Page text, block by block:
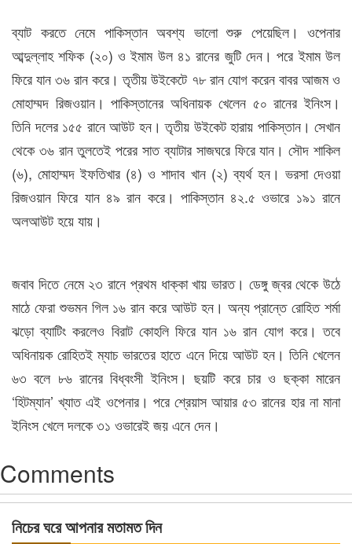
ব্যাট করতে নেমে পাকিস্তান অবশ্য ভালো শুরু পেয়েছিল। ওপেনার
আব্দুল্লাহ শফিক (২০) ও ইমাম উল ৪১ রানের জুটি দেন। পরে ইমাম উল
ফিরে যান ৩৬ রান করে। তৃতীয় উইকেটে ৭৮ রান যোগ করেন বাবর আজম ও
মোহাম্মদ রিজওয়ান। পাকিস্তানের অধিনায়ক খেলেন ৫০ রানের ইনিংস।
তিনি দলের ১৫৫ রানে আউট হন। তৃতীয় উইকেট হারায় পাকিস্তান। সেখান
থেকে ৩৬ রান তুলতেই পরের সাত ব্যাটার সাজঘরে ফিরে যান। সৌদ শাকিল
(৬), মোহাম্মদ ইফতিখার (৪) ও শাদাব খান (২) ব্যর্থ হন। ভরসা দেওয়া
রিজওয়ান ফিরে যান ৪৯ রান করে। পাকিস্তান ৪২.৫ ওভারে ১৯১ রানে
অলআউট হয়ে যায়।
জবাব দিতে নেমে ২৩ রানে প্রথম ধাক্কা খায় ভারত। ডেঙ্গু জ্বর থেকে উঠে
মাঠে ফেরা শুভমন গিল ১৬ রান করে আউট হন। অন্য প্রান্তে রোহিত শর্মা
ঝড়ো ব্যাটিং করলেও বিরাট কোহলি ফিরে যান ১৬ রান যোগ করে। তবে
অধিনায়ক রোহিতই ম্যাচ ভারতের হাতে এনে দিয়ে আউট হন। তিনি খেলেন
৬৩ বলে ৮৬ রানের বিধ্বংসী ইনিংস। ছয়টি করে চার ও ছক্কা মারেন
‘হিটম্যান’ খ্যাত এই ওপেনার। পরে শ্রেয়াস আয়ার ৫৩ রানের হার না মানা
ইনিংস খেলে দলকে ৩১ ওভারেই জয় এনে দেন।
Comments
নিচের ঘরে আপনার মতামত দিন